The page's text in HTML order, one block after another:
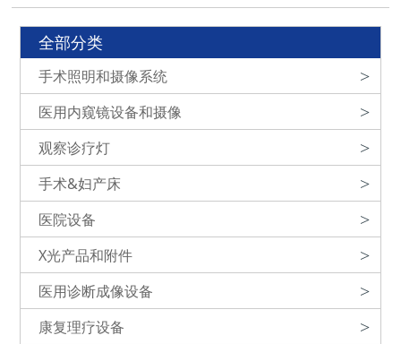
全部分类
手术照明和摄像系统
>
医用内窥镜设备和摄像
>
观察诊疗灯
>
手术&妇产床
>
医院设备
>
X光产品和附件
>
医用诊断成像设备
>
康复理疗设备
>